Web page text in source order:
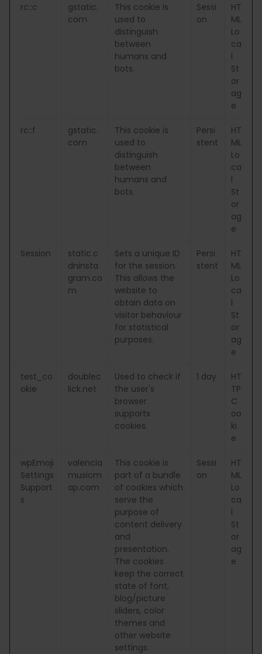
rc::c
gstatic.
com
This cookie is
used to
distinguish
between
humans and
bots.
Sessi
on
HT
ML
Lo
ca
l
St
or
ag
e
rc::f
gstatic.
com
This cookie is
used to
distinguish
between
humans and
bots.
Persi
stent
HT
ML
Lo
ca
l
St
or
ag
e
Session
static.c
dninsta
gram.co
m
Sets a unique ID
for the session.
This allows the
website to
obtain data on
visitor behaviour
for statistical
purposes.
Persi
stent
HT
ML
Lo
ca
l
St
or
ag
e
test_co
okie
doublec
lick.net
Used to check if
the user's
browser
supports
cookies.
1 day
HT
TP
C
oo
ki
e
wpEmoji
Settings
Support
s
valencia
musicm
ap.com
This cookie is
part of a bundle
of cookies which
serve the
purpose of
content delivery
and
presentation.
The cookies
keep the correct
state of font,
blog/picture
sliders, color
themes and
other website
settings.
Sessi
on
HT
ML
Lo
ca
l
St
or
ag
e